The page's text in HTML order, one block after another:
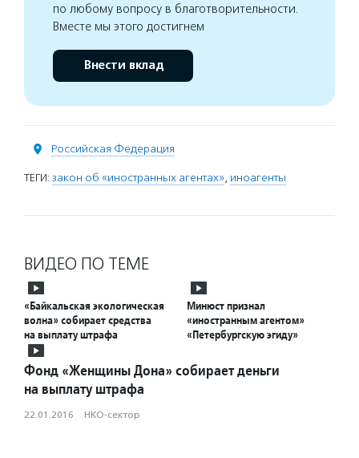
по любому вопросу в благотворительности.
Вместе мы этого достигнем
Внести вклад
Российская Федерация
ТЕГИ: закон об «иностранных агентах», иноагенты
ВИДЕО ПО ТЕМЕ
«Байкальская экологическая
волна» собирает средства
на выплату штрафа
Минюст признал
«иностранным агентом»
«Петербургскую эгиду»
Фонд «Женщины Дона» собирает деньги
на выплату штрафа
22.01.2016 · НКО-сектор